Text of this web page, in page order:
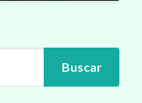
Buscar